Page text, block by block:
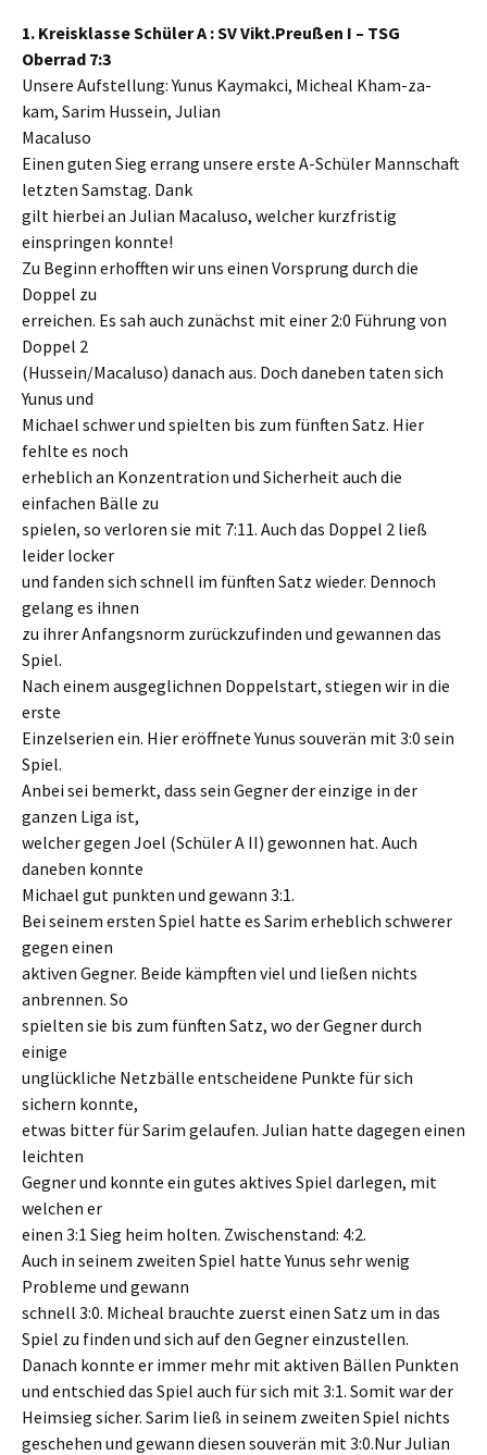
1. Kreisklasse Schüler A : SV Vikt.Preußen I – TSG
Oberrad 7:3
Unsere Aufstellung: Yunus Kaymakci, Micheal Kham-za-
kam, Sarim Hussein, Julian
Macaluso
Einen guten Sieg errang unsere erste A-Schüler Mannschaft
letzten Samstag. Dank
gilt hierbei an Julian Macaluso, welcher kurzfristig
einspringen konnte!
Zu Beginn erhofften wir uns einen Vorsprung durch die
Doppel zu
erreichen. Es sah auch zunächst mit einer 2:0 Führung von
Doppel 2
(Hussein/Macaluso) danach aus. Doch daneben taten sich
Yunus und
Michael schwer und spielten bis zum fünften Satz. Hier
fehlte es noch
erheblich an Konzentration und Sicherheit auch die
einfachen Bälle zu
spielen, so verloren sie mit 7:11. Auch das Doppel 2 ließ
leider locker
und fanden sich schnell im fünften Satz wieder. Dennoch
gelang es ihnen
zu ihrer Anfangsnorm zurückzufinden und gewannen das
Spiel.
Nach einem ausgeglichnen Doppelstart, stiegen wir in die
erste
Einzelserien ein. Hier eröffnete Yunus souverän mit 3:0 sein
Spiel.
Anbei sei bemerkt, dass sein Gegner der einzige in der
ganzen Liga ist,
welcher gegen Joel (Schüler A II) gewonnen hat. Auch
daneben konnte
Michael gut punkten und gewann 3:1.
Bei seinem ersten Spiel hatte es Sarim erheblich schwerer
gegen einen
aktiven Gegner. Beide kämpften viel und ließen nichts
anbrennen. So
spielten sie bis zum fünften Satz, wo der Gegner durch
einige
unglückliche Netzbälle entscheidene Punkte für sich
sichern konnte,
etwas bitter für Sarim gelaufen. Julian hatte dagegen einen
leichten
Gegner und konnte ein gutes aktives Spiel darlegen, mit
welchen er
einen 3:1 Sieg heim holten. Zwischenstand: 4:2.
Auch in seinem zweiten Spiel hatte Yunus sehr wenig
Probleme und gewann
schnell 3:0. Micheal brauchte zuerst einen Satz um in das
Spiel zu finden und sich auf den Gegner einzustellen.
Danach konnte er immer mehr mit aktiven Bällen Punkten
und entschied das Spiel auch für sich mit 3:1. Somit war der
Heimsieg sicher. Sarim ließ in seinem zweiten Spiel nichts
geschehen und gewann diesen souverän mit 3:0.Nur Julian